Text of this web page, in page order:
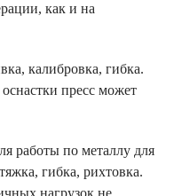
как и на
калибровка, гибка.
пресс может
работы по металлу для
гибка, рихтовка.
нагрузок не